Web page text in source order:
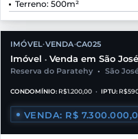
Terreno: 500m²
IMÓVEL•VENDA•CA025
Imóvel • Venda em São
Reserva do Paratehy • São
CONDOMÍNIO: R$1.200,00 • IPTU:
VENDA: R$